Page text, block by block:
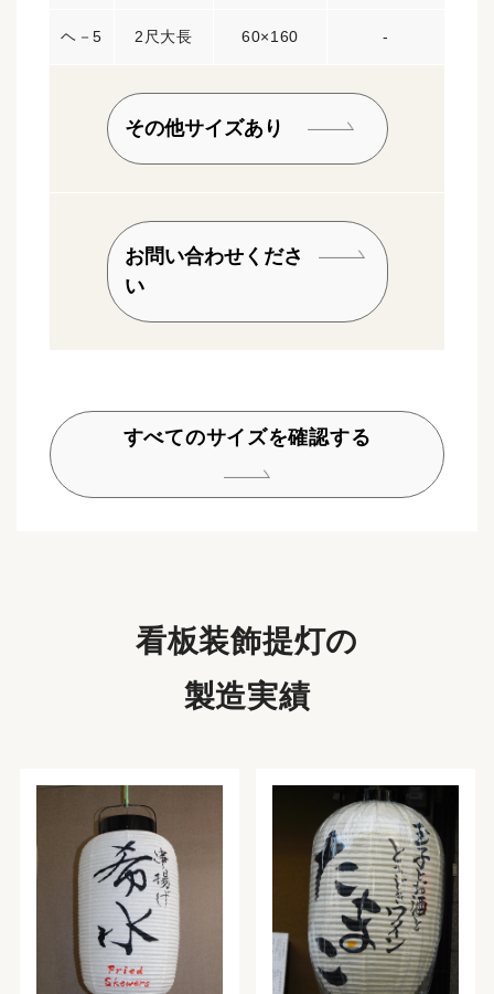
ヘ－5 2尺大長 60×160 -
その他サイズあり
お問い合わせくださ
い
すべてのサイズを確認する
看板装飾提灯の
製造実績